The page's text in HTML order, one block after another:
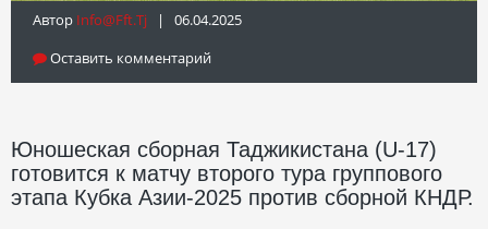
Автор Info@fft.tj | 06.04.2025
Оставить комментарий
Юношеская сборная Таджикистана (U-17)
готовится к матчу второго тура группового
этапа Кубка Азии-2025 против сборной КНДР.